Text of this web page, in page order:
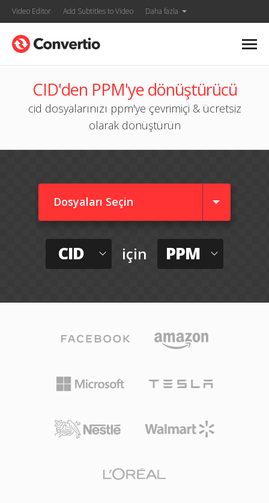
Video Editor Add Subtitles to Video Daha fazla
CID'den PPM'ye dönüştürücü
cid dosyalarınızı ppm'ye çevrimiçi & ücretsiz
olarak dönüştürün
Dosyaları Seçin
CID için PPM